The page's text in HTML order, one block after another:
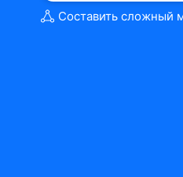
Составить сложный